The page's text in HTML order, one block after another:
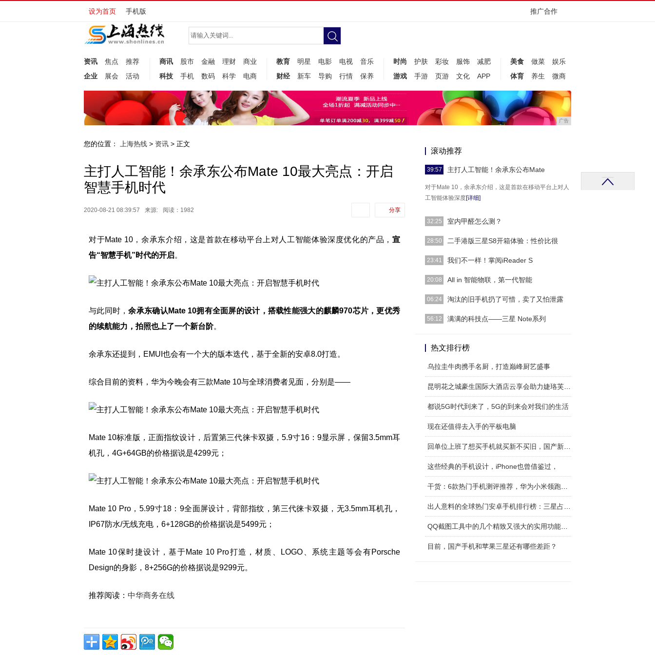
设为首页 手机版 推广合作
资讯 焦点
推荐
企业
展会 活动
商讯 股市 金融 理财
商业
科技
手机 数码 科学 电商
教育 明星 电影 电视
音乐
财经
新车 导购 行情 保养
时尚 护肤 彩妆 服饰
减肥
游戏
手游 页游 文化 APP
美食 做菜
娱乐
体育
养生 微商
广告
您的位置： 上海热线 > 资讯 > 正文
主打人工智能！余承东公布Mate 10最大亮点：开启
智慧手机时代
2020-08-21 08:39:57 来源: 阅读：1982 分享
对于Mate 10，余承东介绍，这是首款在移动平台上对人工智能体验深度优化的产品， 宣
告“智慧手机”时代的开启。
与此同时，余承东确认Mate 10拥有全面屏的设计，搭载性能强大的麒麟970芯片，更优秀
的续航能力，拍照也上了一个新台阶。
余承东还提到，EMUI也会有一个大的版本迭代，基于全新的安卓8.0打造。
综合目前的资料，华为今晚会有三款Mate 10与全球消费者见面，分别是——
Mate 10标准版，正面指纹设计，后置第三代徕卡双摄，5.9寸16：9显示屏，保留3.5mm耳
机孔，4G+64GB的价格据说是4299元；
Mate 10 Pro，5.99寸18：9全面屏设计，背部指纹，第三代徕卡双摄，无3.5mm耳机孔，
IP67防水/无线充电，6+128GB的价格据说是5499元；
Mate 10保时捷设计，基于Mate 10 Pro打造，材质、LOGO、系统主题等会有Porsche
Design的身影，8+256G的价格据说是9299元。
推荐阅读： 中华商务在线
滚动推荐
39:57 主打人工智能！余承东公布Mate
对于Mate 10，余承东介绍，这是首款在移动平台上对人
工智能体验深度[详细]
32:25 室内甲醛怎么测？
因为本身并非专业人士，所以该怎么测，怎么测才会准
28:50 二手港版三星S8开箱体验：性价比很
我想这款手机的销量一定是直线上升，然而网络上有很多
23:41 我们不一样！掌阅iReader S
通过天猫的iReader官方旗舰店，现在预定支付100元定
20:08 All in 智能物联，第一代智能
IT时报记者 孙妍 5G和AI，无疑是科技圈今后几年
06:24 淘汰的旧手机扔了可惜，卖了又怕泄露
虽然有时候我们可以“凑合”着用，但是总有一天这些旧手
56:12 满满的科技点——三星 Note系列
热忱期待。我现在还记
热文排行榜
乌拉圭牛肉携手名厨，打造巅峰厨艺盛事
都说5G时代到来了，5G的到来会对我们的生活
现在还值得去入手的平板电脑
这些经典的手机设计，iPhone也曾借鉴过，
目前，国产手机和苹果三星还有哪些差距？